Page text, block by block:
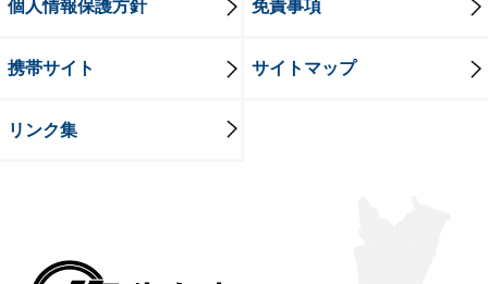
個人情報保護方針 免責事項
携帯サイト サイトマップ
リンク集